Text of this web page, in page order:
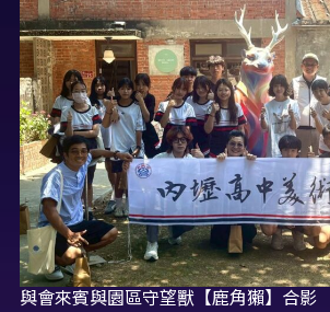
與會來賓與園區守望獸【鹿角獺】合影